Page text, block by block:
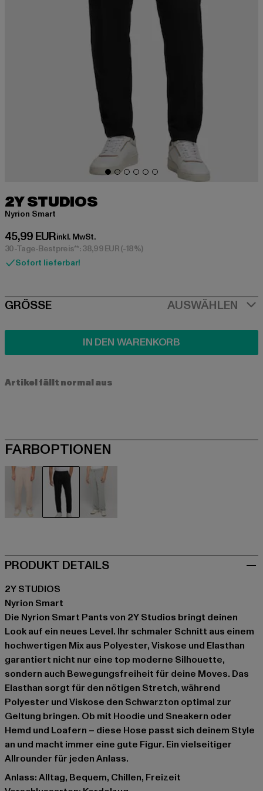
2Y STUDIOS
Nyrion Smart
45,99 EUR
Derzeitiger Preis: 45,99 EUR
inkl. MwSt.
30-Tage-Bestpreis**: 38,99 EUR(-18%)
Sofort lieferbar!
SIZE
GRÖSSE AUSWÄHLEN
IN DEN WARENKORB
Artikel fällt normal aus
FARBOPTIONEN
PRODUKT DETAILS
2Y STUDIOS
Nyrion Smart
Die Nyrion Smart Pants von 2Y Studios bringt deinen
Look auf ein neues Level. Ihr schmaler Schnitt aus einem
hochwertigen Mix aus Polyester, Viskose und Elasthan
garantiert nicht nur eine top moderne Silhouette,
sondern auch Bewegungsfreiheit für deine Moves. Das
Elasthan sorgt für den nötigen Stretch, während
Polyester und Viskose den Schwarzton optimal zur
Geltung bringen. Ob mit Hoodie und Sneakern oder
Hemd und Loafern – diese Hose passt sich deinem Style
an und macht immer eine gute Figur. Ein vielseitiger
Allrounder für jeden Anlass.
Anlass: Alltag, Bequem, Chillen, Freizeit